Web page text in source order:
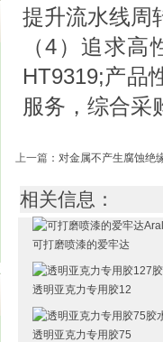
提升流水线周
（4）追求
HT9319;产品
服务，综合采
上一篇 ： 对金属不产生腐蚀绝
相关信息：
可打磨喷漆的爱牢达
透明亚克力专用胶12
透明亚克力专用胶75